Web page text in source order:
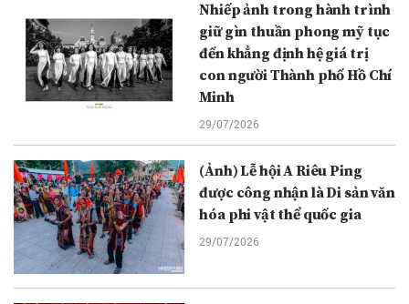
Nhiếp ảnh trong hành trình
giữ gìn thuần phong mỹ tục
đến khẳng định hệ giá trị
con người Thành phố Hồ Chí
Minh
29/07/2026
(Ảnh) Lễ hội A Riêu Ping
được công nhận là Di sản văn
hóa phi vật thể quốc gia
29/07/2026